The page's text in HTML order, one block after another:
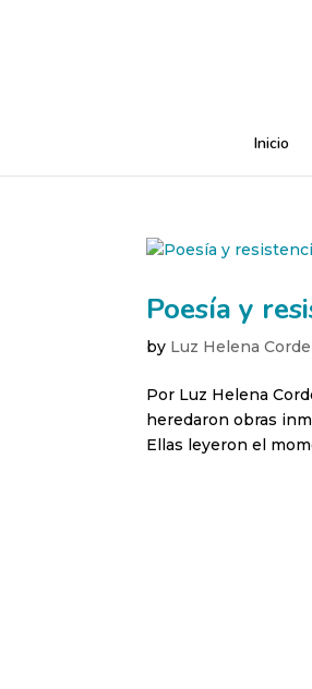
Inicio
Poesía y
by Luz Helena
Por Luz Helena
heredaron obras
Ellas leyeron el